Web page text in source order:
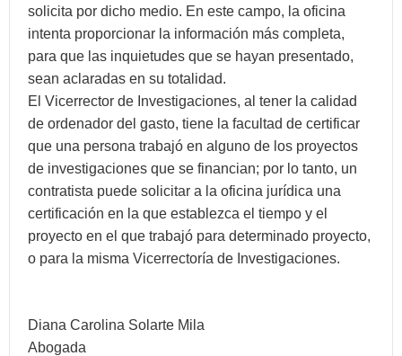
solicita por dicho medio. En este campo, la oficina
intenta proporcionar la información más completa,
para que las inquietudes que se hayan presentado,
sean aclaradas en su totalidad.
El Vicerrector de Investigaciones, al tener la calidad
de ordenador del gasto, tiene la facultad de certificar
que una persona trabajó en alguno de los proyectos
de investigaciones que se financian; por lo tanto, un
contratista puede solicitar a la oficina jurídica una
certificación en la que establezca el tiempo y el
proyecto en el que trabajó para determinado proyecto,
o para la misma Vicerrectoría de Investigaciones.
Diana Carolina Solarte Mila
Abogada